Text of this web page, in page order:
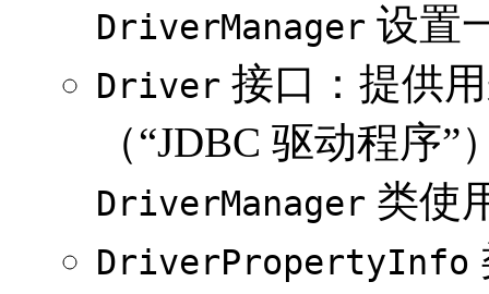
DriverManager 设置
Driver 接口：提供
（“JDBC 驱动程序
DriverManager 类使
DriverPropertyInfo